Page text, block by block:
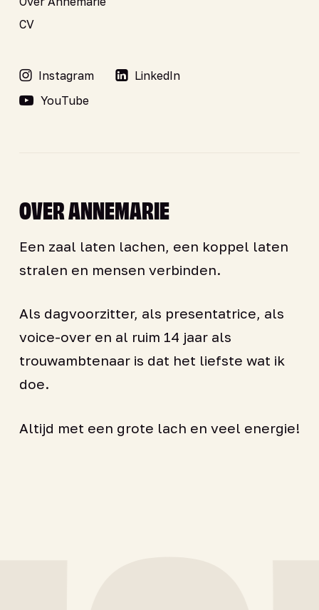
CV
Instagram
LinkedIn
YouTube
OVER ANNEMARIE
Een zaal laten lachen, een koppel laten
stralen en mensen verbinden.
Als dagvoorzitter, als presentatrice, als
voice-over en al ruim 14 jaar als
trouwambtenaar is dat het liefste wat ik
doe.
Altijd met een grote lach en veel energie!